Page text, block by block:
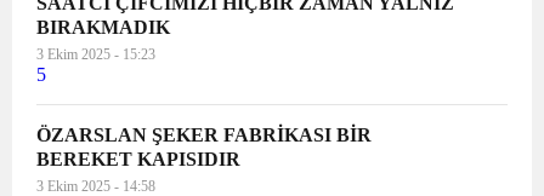
BIRAKMADIK
3 Ekim 2025 - 15:23
5
ÖZARSLAN ŞEKER FABRİKASI BİR
BEREKET KAPISIDIR
3 Ekim 2025 - 14:58